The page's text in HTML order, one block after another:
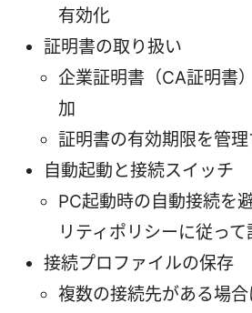
有効化
証明書の取り扱い
企業証明書（CA証明書
加
証明書の有効期限を管理
自動起動と接続スイッチ
PC起動時の自動接続を
リティポリシーに従って
接続プロファイルの保存
複数の接続先がある場